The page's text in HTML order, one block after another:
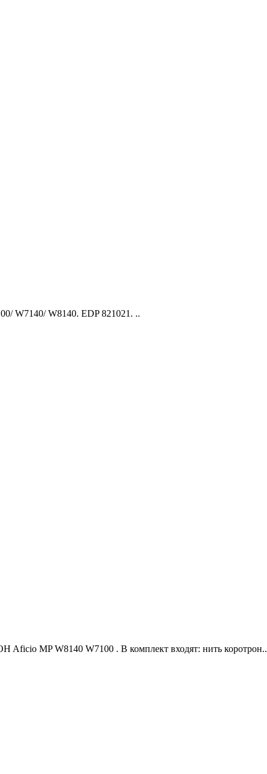
W7140/ W8140. EDP 821021. ..
MP W8140 W7100 . В комплект входят: нить коротрон..